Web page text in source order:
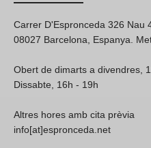
Carrer D'Espronceda 326 Nau
08027 Barcelona, Espanya.
Obert de dimarts a divendres,
Dissabte, 16h - 19h
Altres hores amb cita prèvia
info[at]espronceda.net